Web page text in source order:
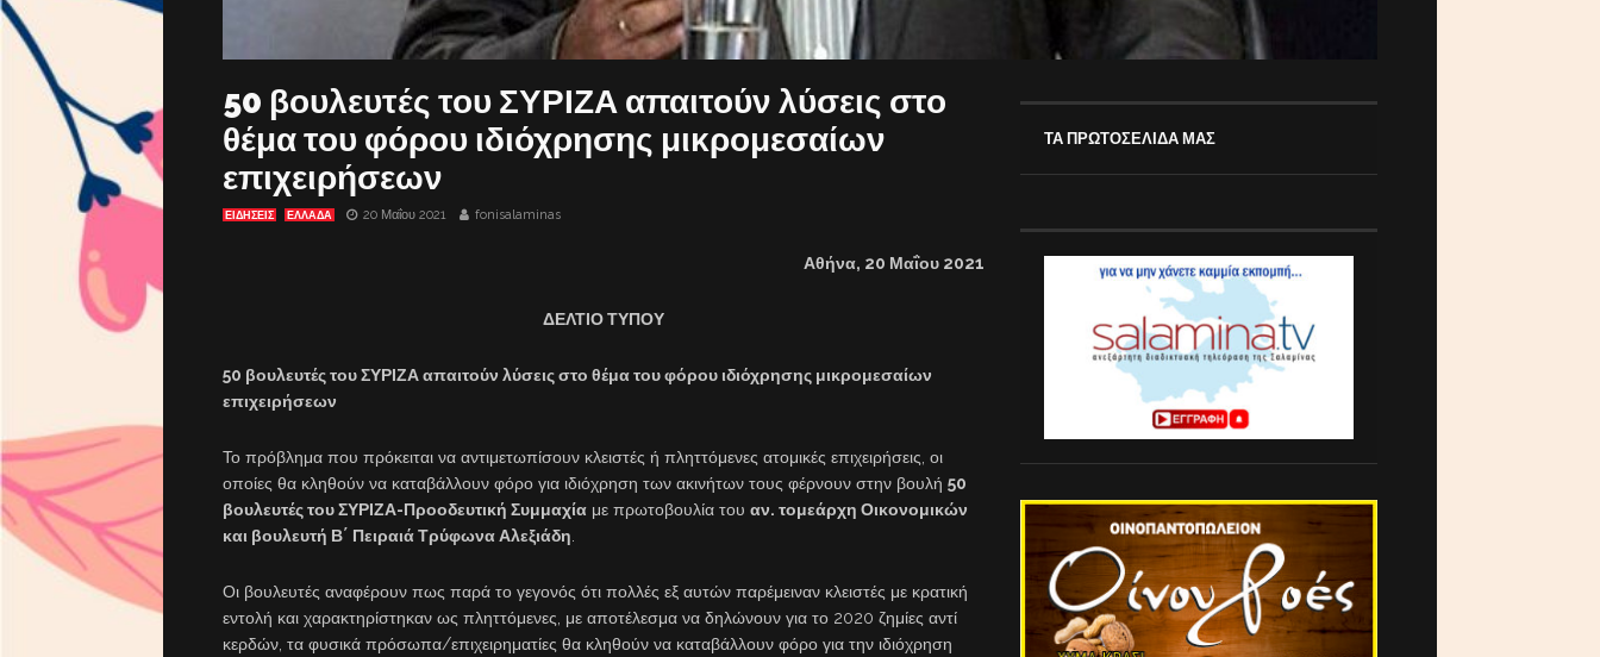
50 βουλευτές του ΣΥΡΙΖΑ απαιτούν λύσεις στο
θέμα του φόρου ιδιόχρησης μικρομεσαίων
επιχειρήσεων
ΕΙΔΗΣΕΙΣ ΕΛΛΑΔΑ 20 Μαΐου 2021 fonisalaminas
Αθήνα, 20 Μαΐου 2021
ΔΕΛΤΙΟ ΤΥΠΟΥ
50 βουλευτές του ΣΥΡΙΖΑ απαιτούν λύσεις στο θέμα του φόρου ιδιόχρησης μικρομεσαίων
επιχειρήσεων
Το πρόβλημα που πρόκειται να αντιμετωπίσουν κλειστές ή πληττόμενες ατομικές επιχειρήσεις, οι
οποίες θα κληθούν να καταβάλλουν φόρο για ιδιόχρηση των ακινήτων τους φέρνουν στην βουλή 50
βουλευτές του ΣΥΡΙΖΑ-Προοδευτική Συμμαχία με πρωτοβουλία του αν. τομεάρχη Οικονομικών
και βουλευτή Β΄ Πειραιά Τρύφωνα Αλεξιάδη.
Οι βουλευτές αναφέρουν πως παρά το γεγονός ότι πολλές εξ αυτών παρέμειναν κλειστές με κρατική
εντολή και χαρακτηρίστηκαν ως πληττόμενες, με αποτέλεσμα να δηλώνουν για το 2020 ζημίες αντί
κερδών, τα φυσικά πρόσωπα/επιχειρηματίες θα κληθούν να καταβάλλουν φόρο για την ιδιόχρηση
ΤΑ ΠΡΩΤΟΣΕΛΙΔΑ ΜΑΣ